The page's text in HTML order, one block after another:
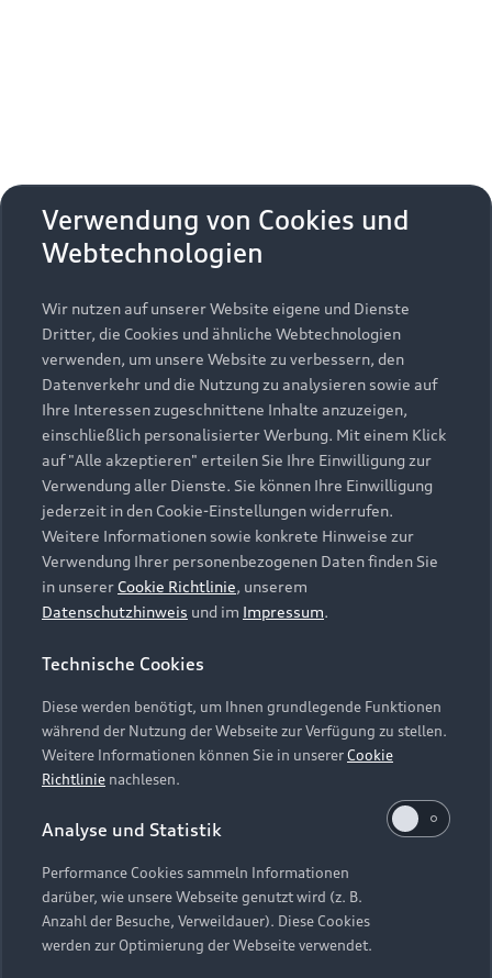
Zurück nach oben
Modelle
Alle Modelle
Modelle vergleichen
Elektromodelle
Plug-in-Hybride
Kaufen & leasen
Neuwagensuche
Gebrauchtwagensuche
Gebrauchtwagen
Finanzierung
Aktionen & Angebote
Geschäftskunden
Service & Zubehör
Saisonale Angebote
Audi Services
Garantie
Audi digital services
myAudi
Support
Kundenservice
Händlersuche
Audi Code
Online-Terminvereinbarung
Servicekontakt
Vertrag widerrufen
Über Audi
Unternehmen
Karriere
Investor Relations
Presse & Media Center
Datenschutz
Audi erleben
Newsletter
Impressum Rechtliches
Hinweisgebersystem
Datenschutzinformation
Cookie-Einstellungen
Cookie-Richtlinie
Barrierefreiheit
Hinweis: Die aktuelle Darstellung und Anordnung der
Embleme am Fahrzeug bei allen Abbildungen auf dieser
Webseite kann abweichen.
Verwendung von Cookies und
Webtechnologien
Wir nutzen auf unserer Website eigene und Dienste
Dritter, die Cookies und ähnliche Webtechnologien
verwenden, um unsere Website zu verbessern, den
Datenverkehr und die Nutzung zu analysieren sowie auf
Ihre Interessen zugeschnittene Inhalte anzuzeigen,
einschließlich personalisierter Werbung. Mit einem Klick
auf "Alle akzeptieren" erteilen Sie Ihre Einwilligung zur
Verwendung aller Dienste. Sie können Ihre Einwilligung
jederzeit in den Cookie-Einstellungen widerrufen.
Weitere Informationen sowie konkrete Hinweise zur
Verwendung Ihrer personenbezogenen Daten finden Sie
in unserer Cookie Richtlinie, unserem
Datenschutzhinweis und im Impressum.
Technische Cookies
Diese werden benötigt, um Ihnen grundlegende Funktionen
während der Nutzung der Webseite zur Verfügung zu stellen.
Weitere Informationen können Sie in unsererCookie
Richtlinie nachlesen.
Analyse und Statistik
Performance Cookies sammeln Informationen
darüber, wie unsere Webseite genutzt wird (z. B.
Anzahl der Besuche, Verweildauer). Diese Cookies
werden zur Optimierung der Webseite verwendet.